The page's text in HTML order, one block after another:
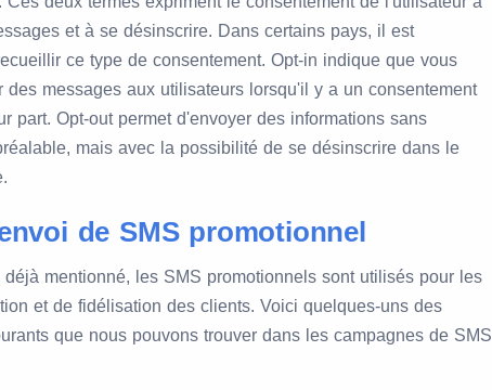
et à se désinscrire. Dans certains pays, il est
ce type de consentement. Opt-in indique que vous
des messages aux utilisateurs lorsqu'il y a un consentement
part. Opt-out permet d'envoyer des informations sans
mais avec la possibilité de se désinscrire dans le
de SMS promotionnel
mentionné, les SMS promotionnels sont utilisés pour les
et de fidélisation des clients. Voici quelques-uns des
que nous pouvons trouver dans les campagnes de SMS